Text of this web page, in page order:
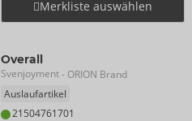
Merkliste auswählen
Overall
Svenjoyment- ORION Brand
Auslaufartikel
21504761701